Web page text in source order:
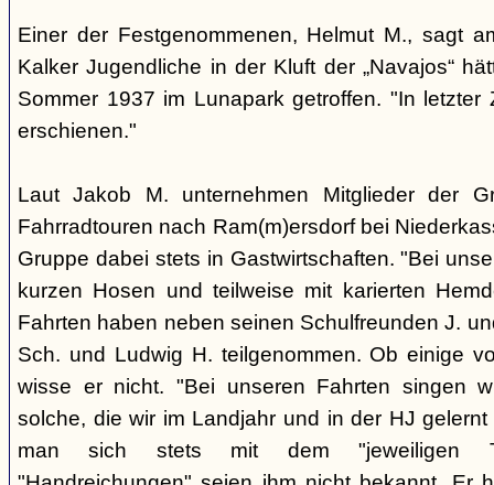
Einer der Festgenommenen, Helmut M., sagt
Kalker Jugendliche in der Kluft der „Navajos“
Sommer 1937 im Lunapark getroffen. "In
erschienen."
Laut Jakob M. unternehmen Mitglieder der
Fahrradtouren nach Ram(m)ersdorf bei
Gruppe dabei stets in Gastwirtschaften. "Bei
kurzen Hosen und teilweise mit karierten
Fahrten haben neben seinen Schulfreunden J.
Sch. und Ludwig H. teilgenommen. Ob einige
wisse er nicht. "Bei unseren Fahrten singen
solche, die wir im Landjahr und in der HJ
man sich stets mit dem "jeweiligen